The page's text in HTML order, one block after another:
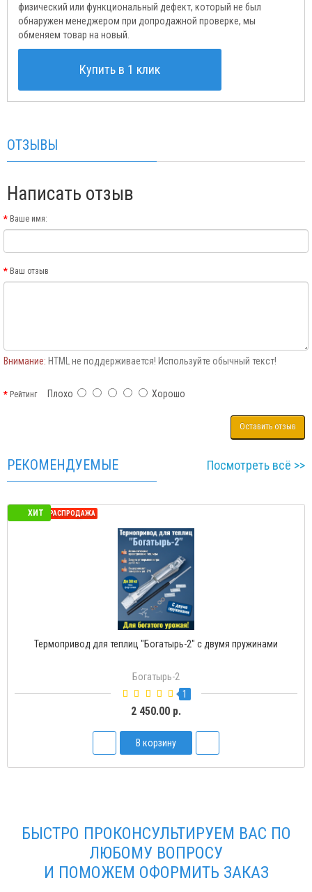
физический или функциональный дефект, который не был
обнаружен менеджером при допродажной проверке, мы
обменяем товар на новый.
Купить в 1 клик
ОТЗЫВЫ
Написать отзыв
Ваше имя:
Ваш отзыв
Внимание: HTML не поддерживается! Используйте обычный текст!
РейтингПлохо Хорошо
Оставить отзыв
РЕКОМЕНДУЕМЫЕ Посмотреть всё >>
ХИТ
СЕЗОННАЯ РАСПРОДАЖА
Термопривод для теплиц "Богатырь-2" с двумя пружинами
Богатырь-2
1
2 450.00 р.
В корзину
БЫСТРО ПРОКОНСУЛЬТИРУЕМ ВАС ПО
ЛЮБОМУ ВОПРОСУ
И ПОМОЖЕМ ОФОРМИТЬ ЗАКАЗ